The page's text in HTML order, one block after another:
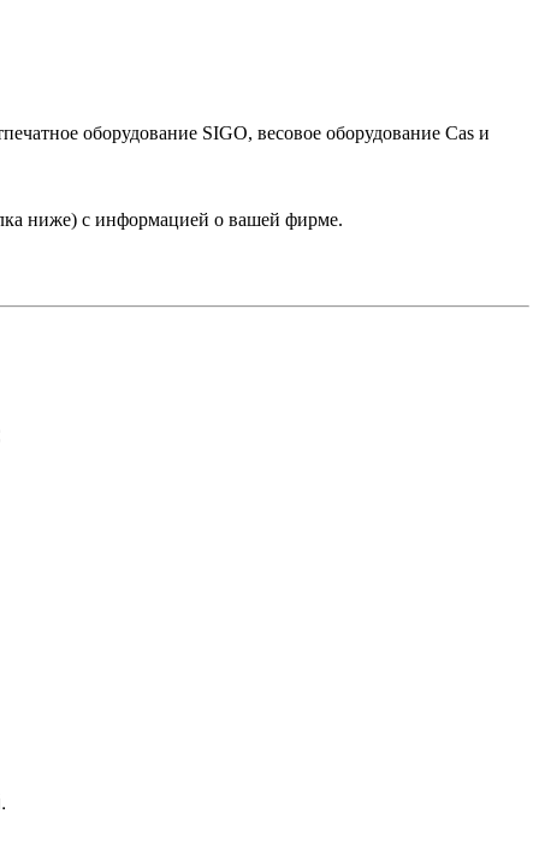
оборудование SIGO, весовое оборудование Cas и
ниже) с информацией о вашей фирме.